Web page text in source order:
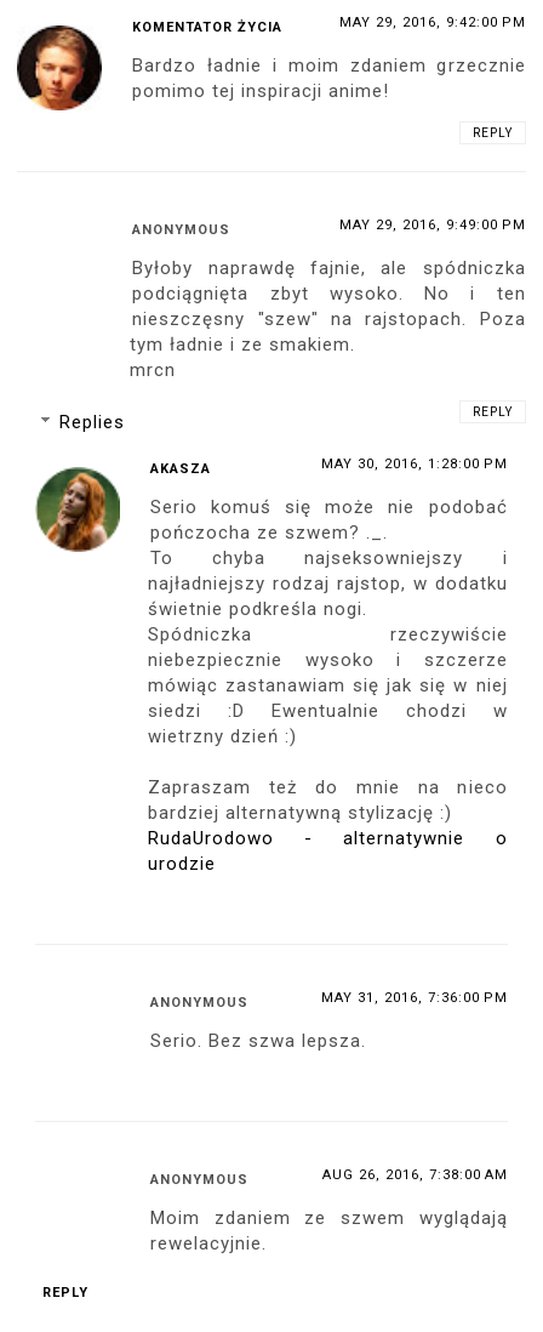
KOMENTATOR ŻYCIA MAY 29, 2016, 9:42:00 PM
Bardzo ładnie i moim zdaniem grzecznie
pomimo tej inspiracji anime!
REPLY
ANONYMOUS MAY 29, 2016, 9:49:00 PM
Byłoby naprawdę fajnie, ale spódniczka
podciągnięta zbyt wysoko. No i ten
nieszczęsny "szew" na rajstopach. Poza
tym ładnie i ze smakiem.
mrcn
REPLY
Replies
AKASZA MAY 30, 2016, 1:28:00 PM
Serio komuś się może nie podobać
pończocha ze szwem? ._.
To chyba najseksowniejszy i
najładniejszy rodzaj rajstop, w dodatku
świetnie podkreśla nogi.
Spódniczka rzeczywiście
niebezpiecznie wysoko i szczerze
mówiąc zastanawiam się jak się w niej
siedzi :D Ewentualnie chodzi w
wietrzny dzień :)
Zapraszam też do mnie na nieco
bardziej alternatywną stylizację :)
RudaUrodowo - alternatywnie o
urodzie
ANONYMOUS MAY 31, 2016, 7:36:00 PM
Serio. Bez szwa lepsza.
ANONYMOUS AUG 26, 2016, 7:38:00 AM
Moim zdaniem ze szwem wyglądają
rewelacyjnie.
REPLY